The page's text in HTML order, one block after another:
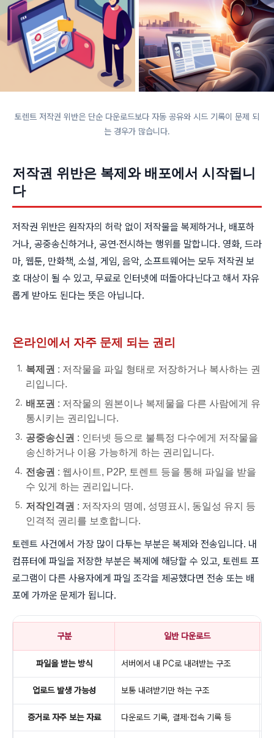
토렌트 저작권 위반은 단순 다운로드보다 자동 공유와 시드 기록이 문제 되
는 경우가 많습니다.
저작권 위반은 복제와 배포에서 시작됩니
다
저작권 위반은 원작자의 허락 없이 저작물을 복제하거나, 배포하
거나, 공중송신하거나, 공연·전시하는 행위를 말합니다. 영화, 드라
마, 웹툰, 만화책, 소설, 게임, 음악, 소프트웨어는 모두 저작권 보
호 대상이 될 수 있고, 무료로 인터넷에 떠돌아다닌다고 해서 자유
롭게 받아도 된다는 뜻은 아닙니다.
온라인에서 자주 문제 되는 권리
복제권 : 저작물을 파일 형태로 저장하거나 복사하는 권
리입니다.
배포권 : 저작물의 원본이나 복제물을 다른 사람에게 유
통시키는 권리입니다.
공중송신권 : 인터넷 등으로 불특정 다수에게 저작물을
송신하거나 이용 가능하게 하는 권리입니다.
전송권 : 웹사이트, P2P, 토렌트 등을 통해 파일을 받을
수 있게 하는 권리입니다.
저작인격권 : 저작자의 명예, 성명표시, 동일성 유지 등
인격적 권리를 보호합니다.
토렌트 사건에서 가장 많이 다투는 부분은 복제와 전송입니다. 내
컴퓨터에 파일을 저장한 부분은 복제에 해당할 수 있고, 토렌트 프
로그램이 다른 사용자에게 파일 조각을 제공했다면 전송 또는 배
포에 가까운 문제가 됩니다.
구분 일반 다운로드
파일을 받는 방식 서버에서 내 PC로 내려받는 구조
업로드 발생 가능성 보통 내려받기만 하는 구조
증거로 자주 보는 자료 다운로드 기록, 결제·접속 기록 등